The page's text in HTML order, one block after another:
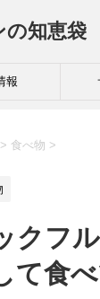
の知恵袋
報
> 食べ物 >
クフ
て食